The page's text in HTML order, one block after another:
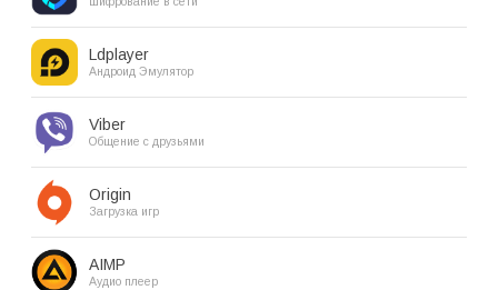
Ldplayer
Андроид Эмулятор
Viber
Общение с друзьями
Origin
Загрузка игр
AIMP
Аудио плеер